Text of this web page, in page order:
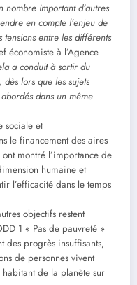
nombre important d’autres
en compte l’enjeu de
entre les différents
économiste à l’Agence
a conduit à sortir du
lors que les sujets
dans un même
sociale et
le financement des aires
montré l’importance de
humaine et
l’efficacité dans le temps
objectifs restent
1 « Pas de pauvreté »
des progrès insuffisants,
de personnes vivent
habitant de la planète sur